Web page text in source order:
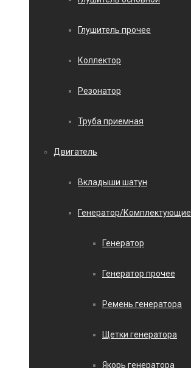
Глушитель прочее
Коллектор
Резонатор
Труба приемная
Двигатель
Вкладыши шатун
Генератор/Комплектующие
Генератор
Генератор прочее
Ремень генератора
Щетки генератора
Якорь генератора